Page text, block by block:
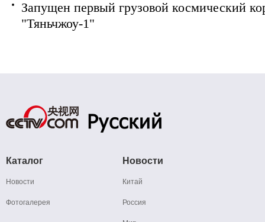
Запущен первый грузовой космический
"Тяньчжоу-1"
Каталог
Новости
Фотогалерея
Новости
Китай
Россия